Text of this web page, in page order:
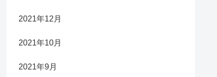
2021年12月
2021年10月
2021年9月